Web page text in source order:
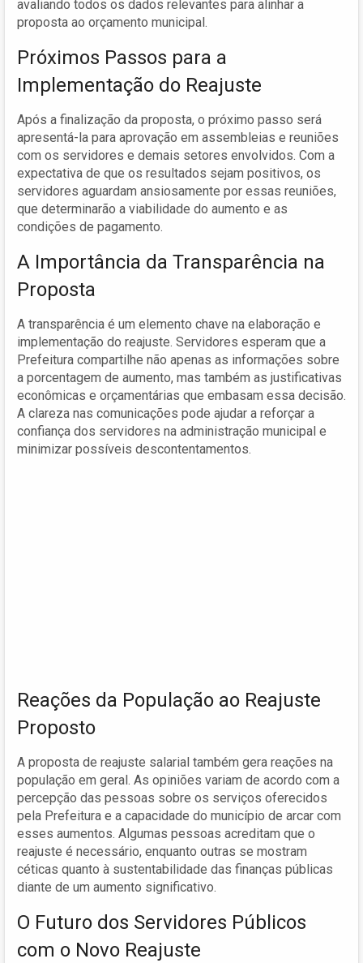
avaliando todos os dados relevantes para alinhar a
proposta ao orçamento municipal.
Próximos Passos para a
Implementação do Reajuste
Após a finalização da proposta, o próximo passo será
apresentá-la para aprovação em assembleias e reuniões
com os servidores e demais setores envolvidos. Com a
expectativa de que os resultados sejam positivos, os
servidores aguardam ansiosamente por essas reuniões,
que determinarão a viabilidade do aumento e as
condições de pagamento.
A Importância da Transparência na
Proposta
A transparência é um elemento chave na elaboração e
implementação do reajuste. Servidores esperam que a
Prefeitura compartilhe não apenas as informações sobre
a porcentagem de aumento, mas também as justificativas
econômicas e orçamentárias que embasam essa decisão.
A clareza nas comunicações pode ajudar a reforçar a
confiança dos servidores na administração municipal e
minimizar possíveis descontentamentos.
Reações da População ao Reajuste
Proposto
A proposta de reajuste salarial também gera reações na
população em geral. As opiniões variam de acordo com a
percepção das pessoas sobre os serviços oferecidos
pela Prefeitura e a capacidade do município de arcar com
esses aumentos. Algumas pessoas acreditam que o
reajuste é necessário, enquanto outras se mostram
céticas quanto à sustentabilidade das finanças públicas
diante de um aumento significativo.
O Futuro dos Servidores Públicos
com o Novo Reajuste